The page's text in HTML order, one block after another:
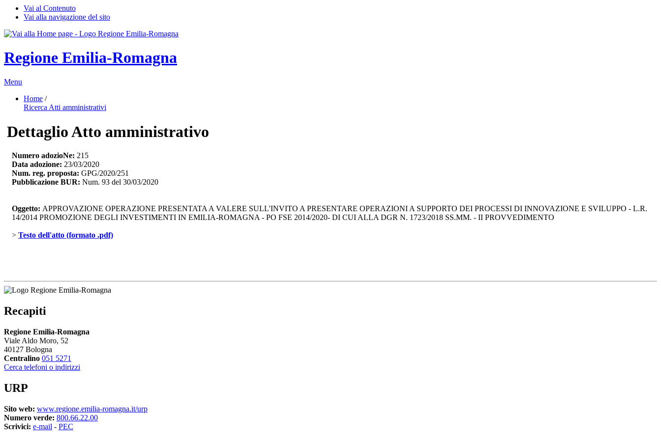
Vai al Contenuto
Vai alla navigazione del sito
Regione Emilia-Romagna
Menu
Home /
Ricerca Atti amministrativi
Dettaglio Atto amministrativo
Numero adozioNe: 215
Data adozione: 23/03/2020
Num. reg. proposta: GPG/2020/251
Pubblicazione BUR: Num. 93 del 30/03/2020
Oggetto: APPROVAZIONE OPERAZIONE PRESENTATA A VALERE SULL'INVITO A PRESENTARE OPERAZIONI A SUPPORTO DEI PROCESSI DI INNOVAZIONE E SVILUPPO - L.R.
14/2014 PROMOZIONE DEGLI INVESTIMENTI IN EMILIA-ROMAGNA - PO FSE 2014/2020- DI CUI ALLA DGR N. 1723/2018 SS.MM. - II PROVVEDIMENTO
> Testo dell'atto (formato .pdf)
Recapiti
Regione Emilia-Romagna
Viale Aldo Moro, 52
40127 Bologna
Centralino 051 5271
Cerca telefoni o indirizzi
URP
Sito web: www.regione.emilia-romagna.it/urp
Numero verde: 800.66.22.00
Scrivici: e-mail - PEC